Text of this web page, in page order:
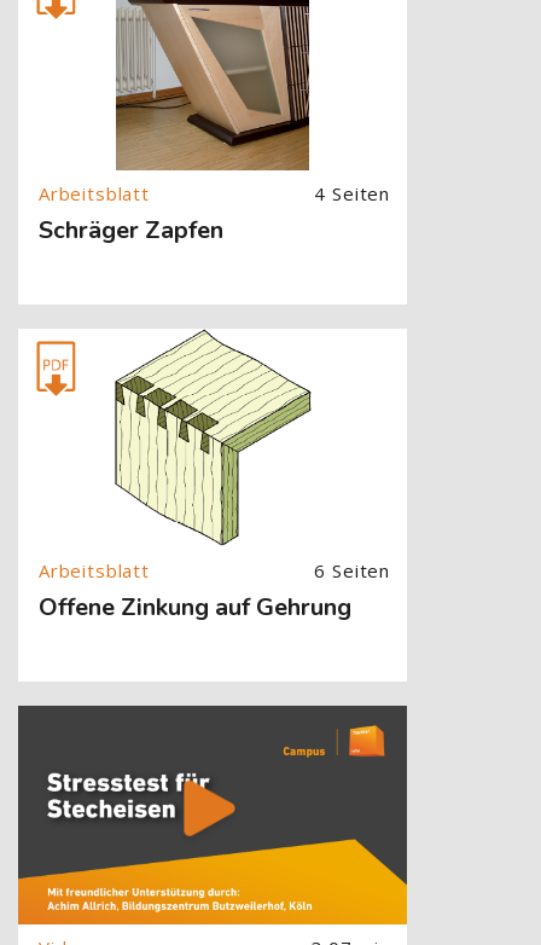
4 Seiten
Schräger Zapfen
[Cocoon] About (Text with Image) überspringen
6 Seiten
Offene Zinkung auf Gehrung
[Cocoon] About (Text with Image) überspringen